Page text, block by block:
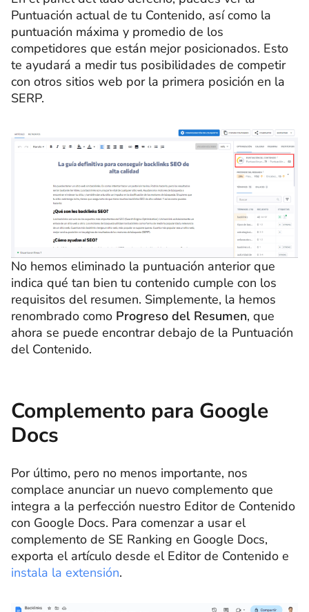
Puntuación actual de tu Contenido, así como la
puntuación máxima y promedio de los
competidores que están mejor posicionados. Esto
te ayudará a medir tus posibilidades de competir
con otros sitios web por la primera posición en la
SERP.
No hemos eliminado la puntuación anterior que
indica qué tan bien tu contenido cumple con los
requisitos del resumen. Simplemente, la hemos
renombrado como Progreso del Resumen, que
ahora se puede encontrar debajo de la Puntuación
del Contenido.
Complemento para Google
Docs
Por último, pero no menos importante, nos
complace anunciar un nuevo complemento que
integra a la perfección nuestro Editor de Contenido
con Google Docs. Para comenzar a usar el
complemento de SE Ranking en Google Docs,
exporta el artículo desde el Editor de Contenido e
instala la extensión.